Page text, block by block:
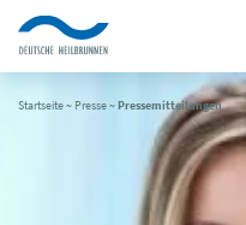
Startseite~ Presse~Pressemitteilungen